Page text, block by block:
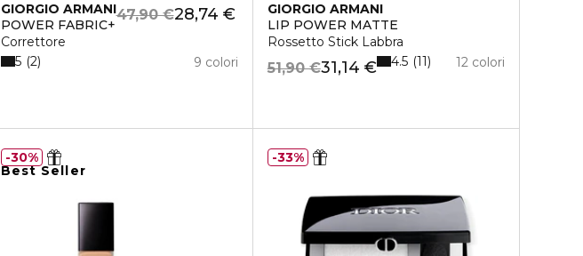
GIORGIO ARMANI
POWER FABRIC+
Correttore
28,74 €
47,90 €
9 colori
5 2
GIORGIO ARMANI
LIP POWER MATTE
Rossetto Stick Labbra
31,14 €
51,90 € 12 colori
4.5 11
Best Seller
30% 33%